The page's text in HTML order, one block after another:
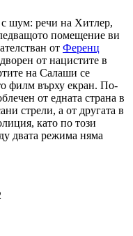
шум: речи на Хитлер,
помещение ви
от Ференц
от нацистите в
на Салаши се
филм върху екран. По-
от едната страна в
стрели, а от другата в
като по този
двата режима няма